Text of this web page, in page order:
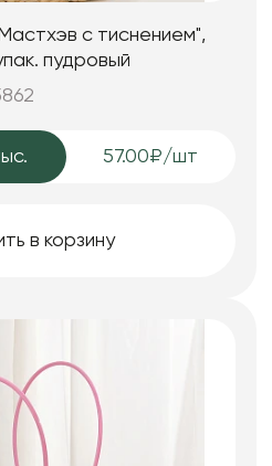
с тиснением",
пудровый
57.00₽/шт
в корзину